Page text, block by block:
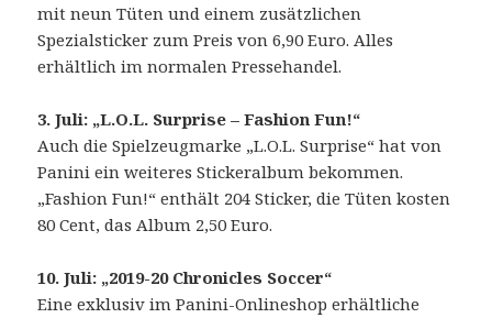
mit neun Tüten und einem zusätzlichen
Spezialsticker zum Preis von 6,90 Euro. Alles
erhältlich im normalen Pressehandel.
3. Juli: „L.O.L. Surprise – Fashion Fun!“
Auch die Spielzeugmarke „L.O.L. Surprise“ hat von
Panini ein weiteres Stickeralbum bekommen.
„Fashion Fun!“ enthält 204 Sticker, die Tüten kosten
80 Cent, das Album 2,50 Euro.
10. Juli: „2019-20 Chronicles Soccer“
Eine exklusiv im Panini-Onlineshop erhältliche